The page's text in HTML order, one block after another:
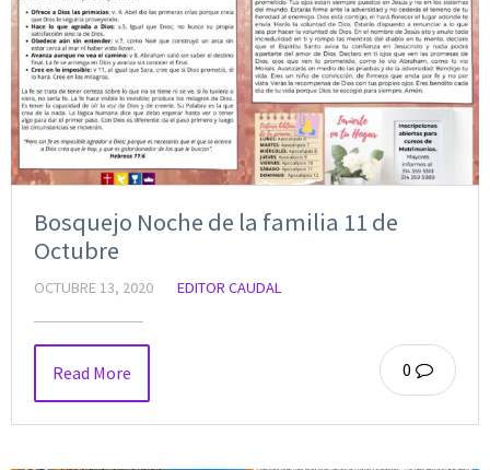
Bosquejo Noche de la familia 11 de
Octubre
OCTUBRE 13, 2020 EDITOR CAUDAL
0
Read More